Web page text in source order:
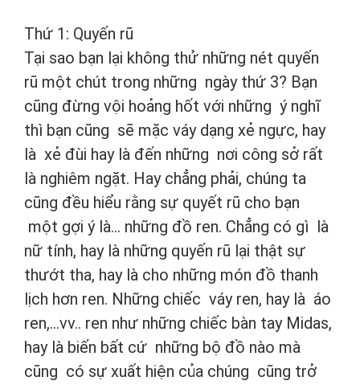
Thứ 1: Quyến rũ
Tại sao bạn lại không thử những nét quyến
rũ một chút trong những ngày thứ 3? Bạn
cũng đừng vội hoảng hốt với những ý nghĩ
thì bạn cũng sẽ mặc váy dạng xẻ ngực, hay
là xẻ đùi hay là đến những nơi công sở rất
là nghiêm ngặt. Hay chẳng phải, chúng ta
cũng đều hiểu rằng sự quyết rũ cho bạn
một gợi ý là... những đồ ren. Chẳng có gì là
nữ tính, hay là những quyến rũ lại thật sự
thướt tha, hay là cho những món đồ thanh
lịch hơn ren. Những chiếc váy ren, hay là áo
ren,...vv.. ren như những chiếc bàn tay Midas,
hay là biến bất cứ những bộ đồ nào mà
cũng có sự xuất hiện của chúng cũng trở